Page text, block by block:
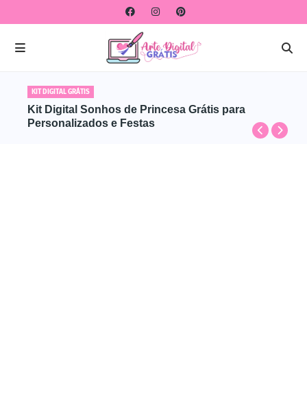
KIT DIGITAL GRÁTIS
Kit Digital Sonhos de Princesa Grátis para
Personalizados e Festas